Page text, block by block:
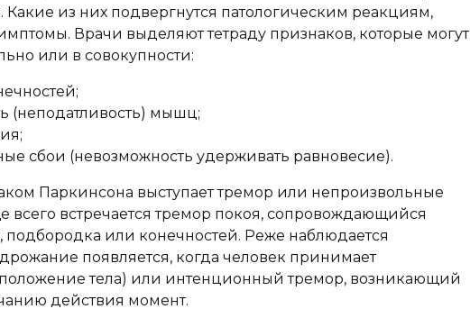
Какие из них подвергнутся патологическим реакциям,
Врачи выделяют тетраду признаков, которые могут
или в совокупности:
(неподатливость) мышц;
сбои (невозможность удерживать равновесие).
Паркинсона выступает тремор или непроизвольные
встречается тремор покоя, сопровождающийся
или конечностей. Реже наблюдается
появляется, когда человек принимает
тела) или интенционный тремор, возникающий
действия момент.